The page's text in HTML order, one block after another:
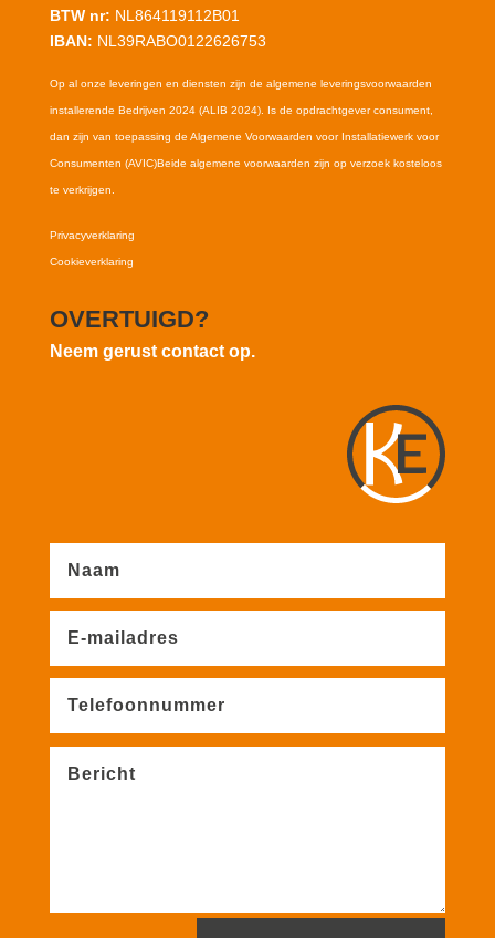
BTW nr: NL864119112B01
IBAN: NL39RABO0122626753
Op al onze leveringen en diensten zijn de algemene leveringsvoorwaarden
installerende Bedrijven 2024 (ALIB 2024). Is de opdrachtgever consument,
dan zijn van toepassing de Algemene Voorwaarden voor Installatiewerk voor
Consumenten (AVIC)Beide algemene voorwaarden zijn op verzoek kosteloos
te verkrijgen.
Privacyverklaring
Cookieverklaring
OVERTUIGD?
Neem gerust contact op.